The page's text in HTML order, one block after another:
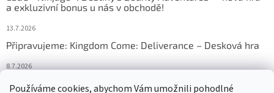
Používáme cookies, abychom Vám umožnili pohodlné
a exkluzivní bonus u nás v obchodě!
13.7.2026
Připravujeme: Kingdom Come: Deliverance – Desková hra
8.7.2026
Nejlepší deskové hry: výběr, který frčí v celém Česku